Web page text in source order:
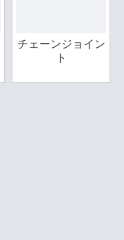
チェーンジョイン
ト